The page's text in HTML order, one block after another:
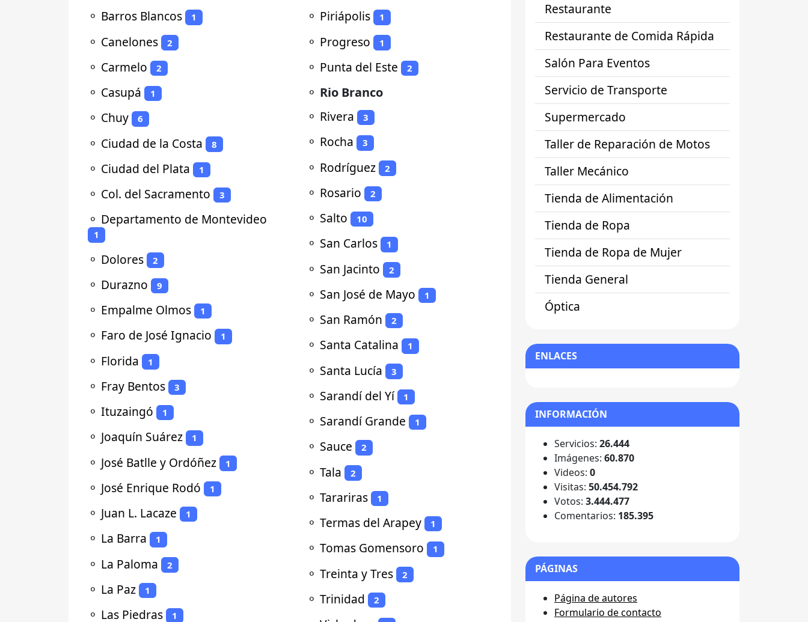
⚬ Barros Blancos 1
⚬ Canelones 2
⚬ Carmelo 2
⚬ Casupá 1
⚬ Chuy 6
⚬ Ciudad de la Costa 8
⚬ Ciudad del Plata 1
⚬ Col. del Sacramento 3
⚬ Departamento de Montevideo
1
⚬ Dolores 2
⚬ Durazno 9
⚬ Empalme Olmos 1
⚬ Faro de José Ignacio 1
⚬ Florida 1
⚬ Fray Bentos 3
⚬ Ituzaingó 1
⚬ Joaquín Suárez 1
⚬ José Batlle y Ordóñez 1
⚬ José Enrique Rodó 1
⚬ Juan L. Lacaze 1
⚬ La Barra 1
⚬ La Paloma 2
⚬ La Paz 1
⚬ Las Piedras 1
⚬ Piriápolis 1
⚬ Progreso 1
⚬ Punta del Este 2
⚬ Rio Branco
⚬ Rivera 3
⚬ Rocha 3
⚬ Rodríguez 2
⚬ Rosario 2
⚬ Salto 10
⚬ San Carlos 1
⚬ San Jacinto 2
⚬ San José de Mayo 1
⚬ San Ramón 2
⚬ Santa Catalina 1
⚬ Santa Lucía 3
⚬ Sarandí del Yí 1
⚬ Sarandí Grande 1
⚬ Sauce 2
⚬ Tala 2
⚬ Tarariras 1
⚬ Termas del Arapey 1
⚬ Tomas Gomensoro 1
⚬ Treinta y Tres 2
⚬ Trinidad 2
Restaurante
Restaurante de Comida Rápida
Salón Para Eventos
Servicio de Transporte
Supermercado
Taller de Reparación de Motos
Taller Mecánico
Tienda de Alimentación
Tienda de Ropa
Tienda de Ropa de Mujer
Tienda General
Óptica
ENLACES
INFORMACIÓN
Servicios: 26.444
Imágenes: 60.870
Videos: 0
Visitas: 50.454.792
Votos: 3.444.477
Comentarios: 185.395
PÁGINAS
Página de autores
Formulario de contacto